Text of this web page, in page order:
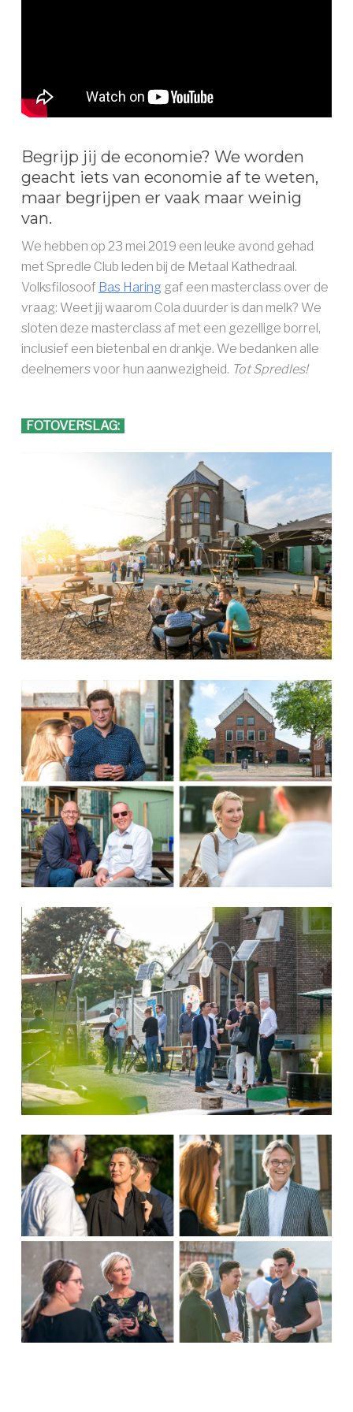
Begrijp jij de economie? We worden
geacht iets van economie af te weten,
maar begrijpen er vaak maar weinig
van.
We hebben op 23 mei 2019 een leuke avond gehad
met Spredle Club leden bij de Metaal Kathedraal.
Volksfilosoof Bas Haring gaf een masterclass over de
vraag: Weet jij waarom Cola duurder is dan melk? We
sloten deze masterclass af met een gezellige borrel,
inclusief een bietenbal en drankje. We bedanken alle
deelnemers voor hun aanwezigheid. Tot Spredles!
FOTOVERSLAG: